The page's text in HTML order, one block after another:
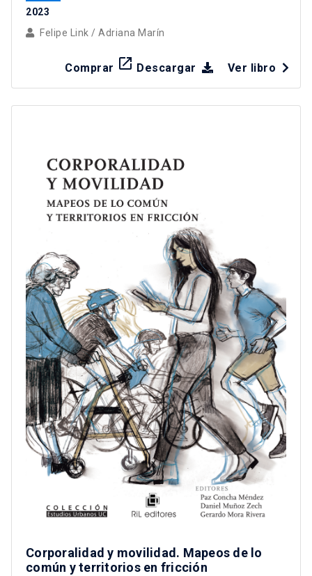
2023
Felipe Link / Adriana Marín
Comprar launch Descargar Ver libro
Corporalidad y movilidad. Mapeos de lo
común y territorios en fricción